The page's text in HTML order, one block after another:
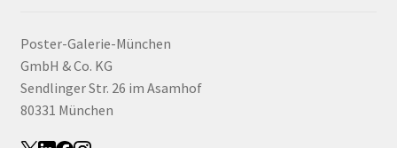
Poster-Galerie-München
GmbH & Co. KG
Sendlinger Str. 26 im Asamhof
80331 München